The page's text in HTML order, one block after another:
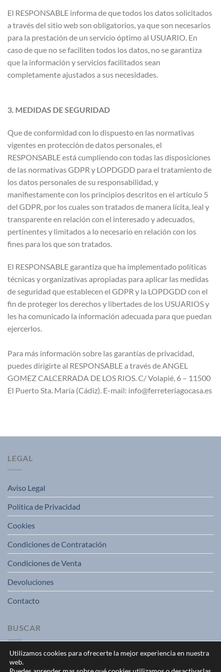
El RESPONSABLE informa de que todos los datos solicitados
a través del sitio web son obligatorios, ya que son necesarios
para la prestación de un servicio óptimo al USUARIO. En
caso de que no se faciliten todos los datos, no se garantiza
que la información y servicios facilitados sean
completamente ajustados a sus necesidades.
3. MEDIDAS DE SEGURIDAD
Que de conformidad con lo dispuesto en las normativas
vigentes en protección de datos personales, el
RESPONSABLE está cumpliendo con todas las disposiciones
de las normativas GDPR y LOPDGDD para el tratamiento de
los datos personales de su responsabilidad, y
manifiestamente con los principios descritos en el artículo 5
del GDPR, por los cuales son tratados de manera lícita, leal y
transparente en relación con el interesado y adecuados,
pertinentes y limitados a lo necesario en relación con los
fines para los que son tratados.
El RESPONSABLE garantiza que ha implementado políticas
técnicas y organizativas apropiadas para aplicar las medidas
de seguridad que establecen el GDPR y la LOPDGDD con el
fin de proteger los derechos y libertades de los USUARIOS y
les ha comunicado la información adecuada para que puedan
ejercerlos.
Para más información sobre las garantías de privacidad,
puedes dirigirte al RESPONSABLE a través de ANGEL
GOMEZ CALCERRADA DE LOS RIOS. C/ Volapié, 6 – 11500
El Puerto Sta. María (Cádiz). E-mail: info@ferreteriagocasa.es
LEGAL
Aviso Legal
Política de Privacidad
Cookies
Condiciones de Contratación
Condiciones de Venta
Devoluciones
Contacto
BUSCAR
Utilizamos cookies para ofrecerte la mejor experiencia en nuestra
web.